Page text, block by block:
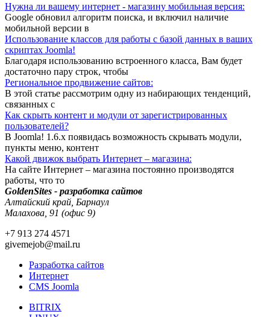
Нужна ли вашему интернет - магазину мобильная версия:
Google обновил алгоритм поиска, и включил наличие
мобильной версии в
Использование классов для работы с базой данных в ваших
скриптах Joomla!
Благодаря использованию встроенного класса, Вам будет
достаточно пару строк, чтобы
Региональное продвижение сайтов:
В этой статье рассмотрим одну из набирающих тенденций,
связанных с
Как скрыть контент и модули от зарегистрированных
пользователей?
В Joomla! 1.6.x появидась возможность скрывать модули,
пункты меню, контент
Какой движок выбрать Интернет – магазина:
На сайте Интернет – магазина постоянно производятся
работы, что то
GoldenSites - разработка сайтов
Алтайский край, Барнаул
Малахова, 91 (офис 9)
+7 913 274 4571
givemejob@mail.ru
Разработка сайтов
Интернет
CMS Joomla
BITRIX